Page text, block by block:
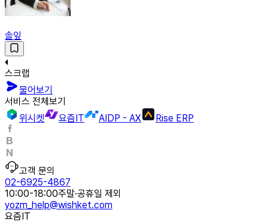
솔잎
스크랩
물어보기
서비스 전체보기
위시켓
요즘IT AIDP - AX Rise ERP
고객 문의
02-6925-4867
10:00-18:00주말·공휴일 제외
yozm_help@wishket.com
요즘IT